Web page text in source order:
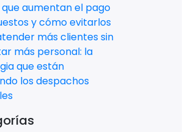
aumentan el pago
y cómo evitarlos
más clientes sin
más personal: la
que están
los despachos